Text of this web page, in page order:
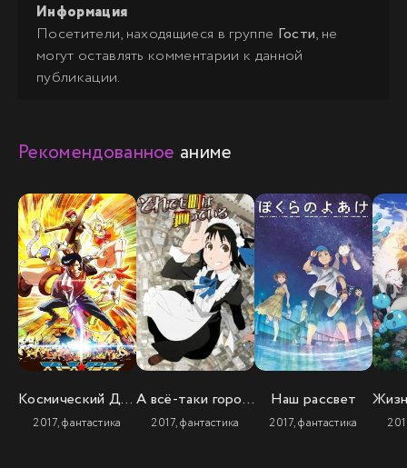
Информация
Посетители, находящиеся в группе Гости, не
могут оставлять комментарии к данной
публикации.
Рекомендованное аниме
Космический Денди (2 сезон)
2017, фантастика
А всё-таки город вертится
2017, фантастика
Наш рассвет
2017, фантастика